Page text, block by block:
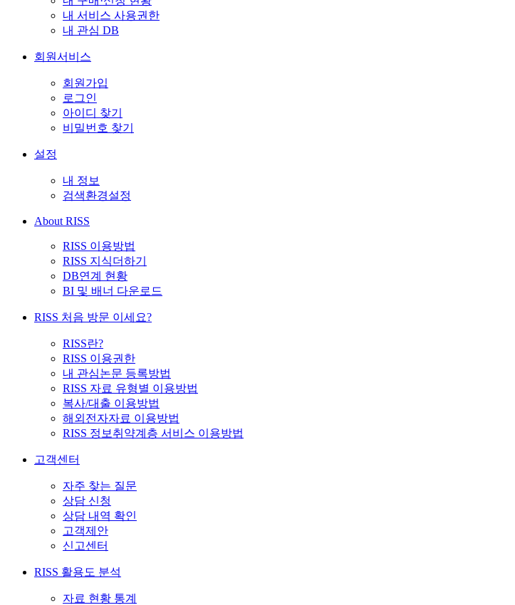
내 서비스 사용권한
내 관심 DB
회원서비스
회원가입
로그인
아이디 찾기
비밀번호 찾기
설정
내 정보
검색환경설정
About RISS
RISS 이용방법
RISS 지식더하기
DB연계 현황
BI 및 배너 다운로드
RISS 처음 방문 이세요?
RISS란?
RISS 이용권한
내 관심논문 등록방법
RISS 자료 유형별 이용방법
복사/대출 이용방법
해외전자자료 이용방법
RISS 정보취약계층 서비스 이용방법
고객센터
자주 찾는 질문
상담 신청
상담 내역 확인
고객제안
신고센터
RISS 활용도 분석
자료 현황 통계